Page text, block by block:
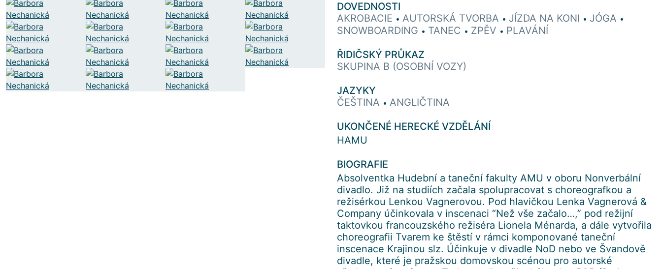
DOVEDNOSTI
AKROBACIE • AUTORSKÁ TVORBA • JÍZDA NA KONI • JÓGA •
SNOWBOARDING • TANEC • ZPĚV • PLAVÁNÍ
ŘIDIČSKÝ PRŮKAZ
SKUPINA B (OSOBNÍ VOZY)
JAZYKY
ČEŠTINA • ANGLIČTINA
UKONČENÉ HERECKÉ VZDĚLÁNÍ
HAMU
BIOGRAFIE
Absolventka Hudební a taneční fakulty AMU v oboru Nonverbální
divadlo. Již na studiích začala spolupracovat s choreografkou a
režisérkou Lenkou Vagnerovou. Pod hlavičkou Lenka Vagnerová &
Company účinkovala v inscenaci “Než vše začalo…,” pod režijní
taktovkou francouzského režiséra Lionela Ménarda, a dále vytvořila
choreografii Tvarem ke štěstí v rámci komponované taneční
inscenace Krajinou slz. Účinkuje v divadle NoD nebo ve Švandově
divadle, které je pražskou domovskou scénou pro autorské